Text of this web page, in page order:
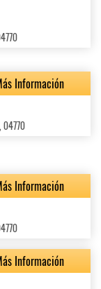
Información
04770
Información
Información